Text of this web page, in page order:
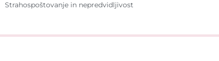
Strahospoštovanje in nepredvidljivost